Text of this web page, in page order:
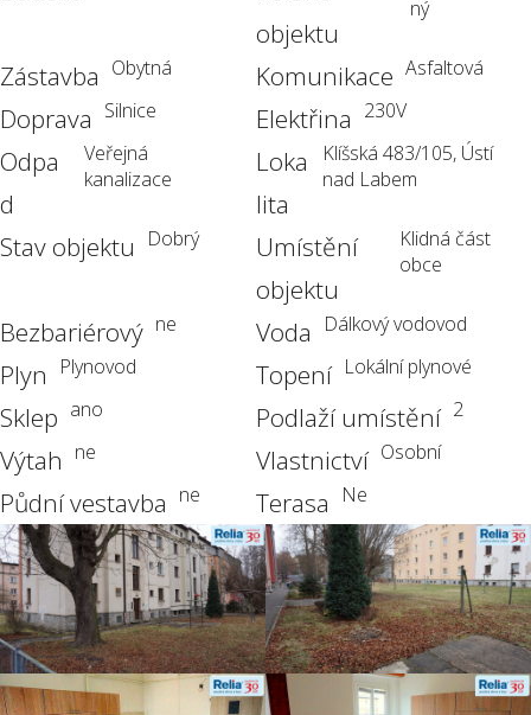
objektu
ný
Zástavba Obytná Komunikace Asfaltová
Doprava Silnice Elektřina 230V
Odpa
d
Veřejná
kanalizace
Loka
lita
Klíšská 483/105, Ústí
nad Labem
Stav objektu Dobrý
Umístění
objektu
Klidná část
obce
Bezbariérový ne Voda Dálkový vodovod
Plyn Plynovod Topení Lokální plynové
Sklep ano Podlaží umístění 2
Výtah ne Vlastnictví Osobní
Půdní vestavba ne Terasa Ne